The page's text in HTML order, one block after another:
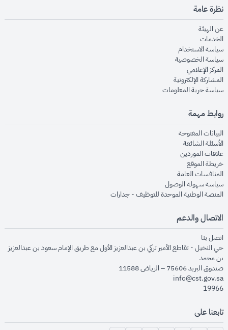
نظرة عامة
عن الهيئةopens in new window
الخدماتopens in new window
سياسة الاستخدام
سياسة الخصوصيةopens in new window
المركز الإعلاميopens in new window
المشاركة الإلكترونيةopens in new window
سياسة حرية المعلوماتopens in new window
روابط مهمة
البيانات المفتوحةopens in new window
الأسئلة الشائعةopens in new window
علاقات الموردينopens in new window
خريطة الموقعopens in new window
المنافسات العامةopens in new window
سياسة سهولة الوصولopens in new window
المنصة الوطنية الموحدة للتوظيف - جداراتopens in new window
الاتصال والدعم
اتصل بنا
حي النخيل - تقاطع الأمير تركي بن عبدالعزيز الأول مع طريق الإمام سعود بن عبدالعزيز
بن محمد
صندوق البريد 75606 – الرياض 11588
info@cst.gov.sa
19966
تابعنا على